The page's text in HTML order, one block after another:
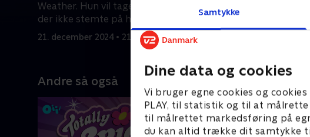
Samtykke
Dine data og cookies
Vi bruger egne cookies og
PLAY, til statistik og til at
til målrettet markedsføring på
du kan altid trække dit samtykke
Weather. Hun vil tage hævn over dem,
der ikke stemte på hende. Mørke
skyer venter heltene!
21. december 2024 • 21 min
Han hævner sig
Chloé, og heltene
for at beskytte
Andre så også